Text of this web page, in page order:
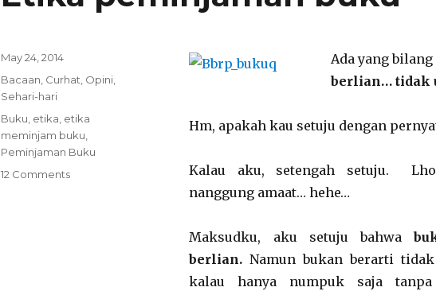
Ada yang bilang
berlian… tidak
Hm, apakah kau setuju dengan
Kalau aku, setengah setuju.
nanggung amaat… hehe…
Maksudku, aku setuju bahwa
berlian.Namun bukan berarti
kalau hanya numpuk saja
Posted
May 24, 2014
Categories
Bacaan Curhat Opini,
Sehari-hari
Tags
Buku etika etika
meminjam buku
Peminjaman Buku
12 Commentson